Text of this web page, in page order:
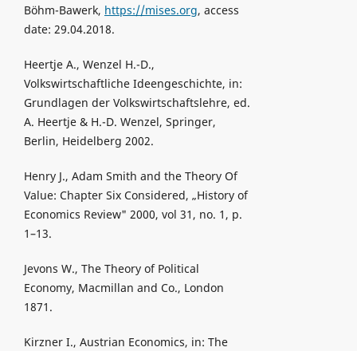
Böhm-Bawerk, https://mises.org, access
date: 29.04.2018.
Heertje A., Wenzel H.-D.,
Volkswirtschaftliche Ideengeschichte, in:
Grundlagen der Volkswirtschaftslehre, ed.
A. Heertje & H.-D. Wenzel, Springer,
Berlin, Heidelberg 2002.
Henry J., Adam Smith and the Theory Of
Value: Chapter Six Considered, „History of
Economics Review" 2000, vol 31, no. 1, p.
1–13.
Jevons W., The Theory of Political
Economy, Macmillan and Co., London
1871.
Kirzner I., Austrian Economics, in: The